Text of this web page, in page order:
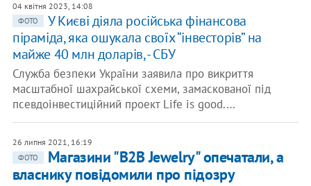
04 квітня 2023, 14:08
ФОТО
У Києві діяла російська фінансова
піраміда, яка ошукала своїх “інвесторів” на
майже 40 млн доларів, - СБУ
Служба безпеки України заявила про викриття
масштабної шахрайської схеми, замаскованої під
псевдоінвестиційний проект Life is good.…
26 липня 2021, 16:19
ФОТО
Магазини "B2B Jewelry" опечатали, а
власнику повідомили про підозру